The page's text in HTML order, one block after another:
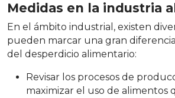
Medidas en la industria
En el ámbito industrial, existen
pueden marcar una gran
del desperdicio alimentario:
Revisar los procesos de
maximizar el uso de alimentos